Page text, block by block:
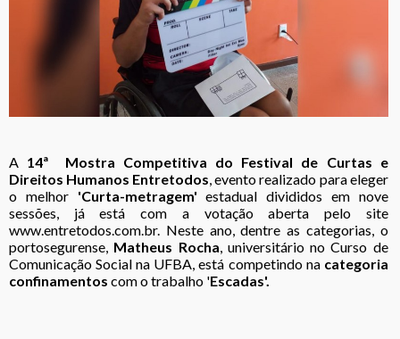
A 14ª Mostra Competitiva do Festival de Curtas e
Direitos Humanos Entretodos, evento realizado para eleger
o melhor 'Curta-metragem'estadual divididos em nove
sessões, já está com a votação aberta pelo site
www.entretodos.com.br. Neste ano, dentre as categorias, o
portosegurense, Matheus Rocha, universitário no Curso de
Comunicação Social na UFBA, está competindo na categoria
confinamentos com o trabalho 'Escadas'.